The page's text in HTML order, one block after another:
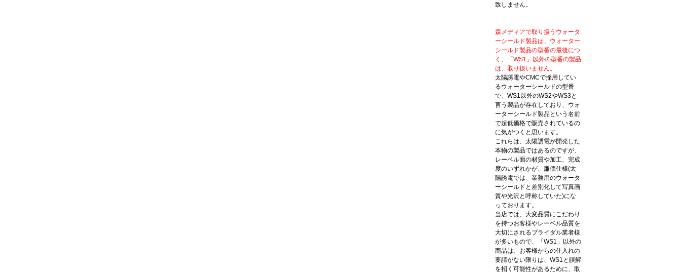
致しません。
森メディアで取り扱うウォータ
ーシールド製品は、ウォーター
シールド製品の型番の最後につ
く、「WS1」以外の型番の製品
は、取り扱いません。
太陽誘電やCMCで採用してい
るウォーターシールドの型番
で、WS1以外のWS2やWS3と
言う製品が存在しており、ウォ
ーターシールド製品という名前
で超低価格で販売されているの
に気がつくと思います。
これらは、太陽誘電が開発した
本物の製品ではあるのですが、
レーベル面の材質や加工、完成
度のいずれかが、廉価仕様(太
陽誘電では、業務用のウォータ
ーシールドと差別化して写真画
質や光沢と呼称していた)にな
っております。
当店では、大変品質にこだわり
を持つお客様やレーベル品質を
大切にされるブライダル業者様
が多いもので、「WS1」以外の
商品は、お客様からの仕入れの
要請がない限りは、WS1と誤解
を招く可能性があるために、取